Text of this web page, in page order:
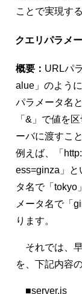
ことで実現す
クエリパラメ
概要： URLパ
alue」のよう
パラメータ名
「&」で値を
ーバに渡すこ
例えば、「
ess=ginza」と
タ名で「tokyo
メータ名で「
ります。
それでは、
を、下記内容
■server.js